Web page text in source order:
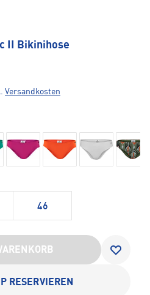
II Bikinihose
Versandkosten
46
RESERVIEREN